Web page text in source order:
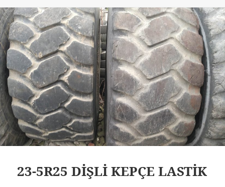
23-5R25 DİŞLİ KEPÇE LASTİK